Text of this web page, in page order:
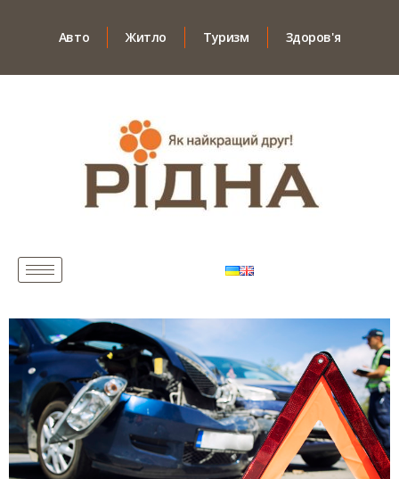
Авто Житло Туризм Здоров'я